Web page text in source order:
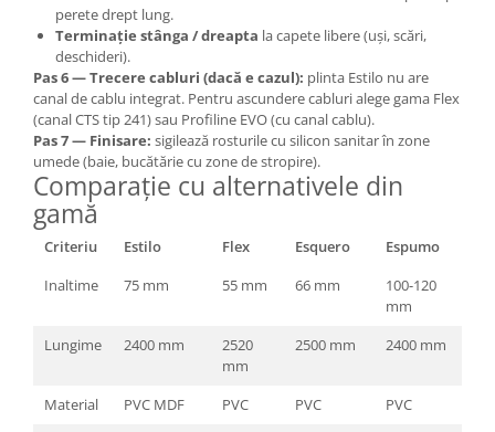
perete drept lung.
Terminație stânga / dreapta la capete libere (uși, scări,
deschideri).
Pas 6 — Trecere cabluri (dacă e cazul): plinta Estilo nu are
canal de cablu integrat. Pentru ascundere cabluri alege gama Flex
(canal CTS tip 241) sau Profiline EVO (cu canal cablu).
Pas 7 — Finisare: sigilează rosturile cu silicon sanitar în zone
umede (baie, bucătărie cu zone de stropire).
Comparație cu alternativele din
gamă
Criteriu Estilo Flex Esquero
Espumo
Inaltime
75 mm 55 mm 66 mm
100-120
mm
Lungime
2400 mm
2520
mm
2500 mm 2400 mm
Material PVC MDF PVC PVC
PVC